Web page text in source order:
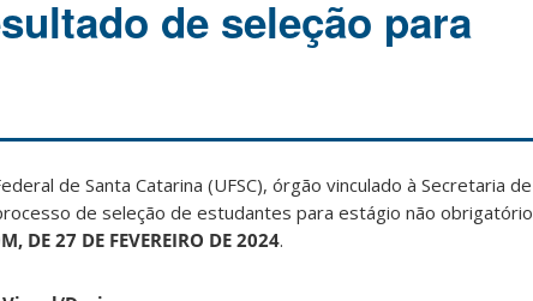
de seleção para
de Santa Catarina (UFSC), órgão vinculado à Secretaria de
de seleção de estudantes para estágio não obrigatório
DE 27 DE FEVEREIRO DE 2024.